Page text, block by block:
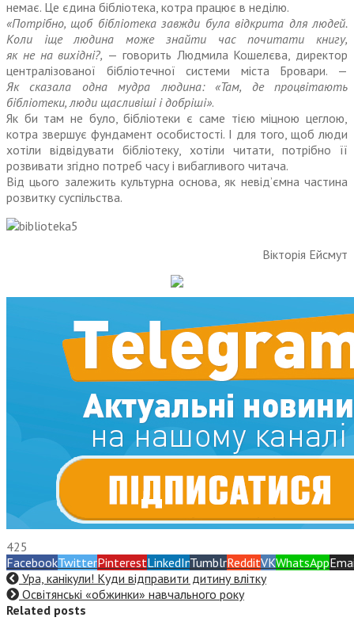
немає. Це єдина бібліотека, котра працює в неділю.
«Потрібно, щоб бібліотека завжди була відкрита для людей.
Коли іще людина може знайти час почитати книгу,
як не на вихідні?, — говорить Людмила Кошелєва, директор
централізованої бібліотечної системи міста Бровари. —
Як сказала одна мудра людина: «Там, де процвітають
бібліотеки, люди щасливіші і добріші».
Як би там не було, бібліотеки є саме тією міцною цеглою,
котра звершує фундамент особистості. І для того, щоб люди
хотіли відвідувати бібліотеку, хотіли читати, потрібно її
розвивати згідно потреб часу і вибагливого читача.
Від цього залежить культурна основа, як невід’ємна частина
розвитку суспільства.
Вікторія Ейсмут
425
FacebookTwitterPinterestLinkedInTumblrRedditVKWhatsApp
Ура, канікули! Куди відправити дитину влітку
Освітянські «обжинки» навчального року
Related posts